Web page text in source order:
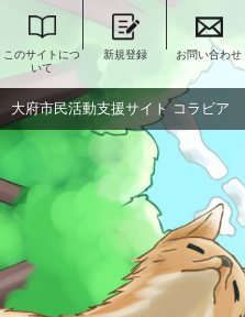
このサイトにつ
いて
新規登録 お問い合わせ
大府市民活動支援サイト コラビア